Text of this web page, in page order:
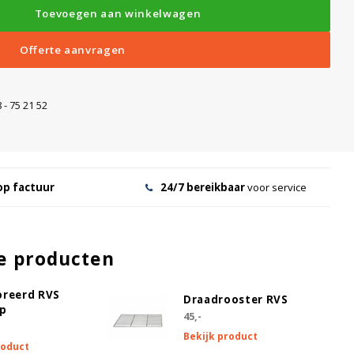
(1 set)Toevoegen aan winkelwagen
Offerte aanvragen
75 21 52
factuur 24/7 bereikbaarvoor service
producten
RVS
Draadrooster RVS
45,-
Bekijk product